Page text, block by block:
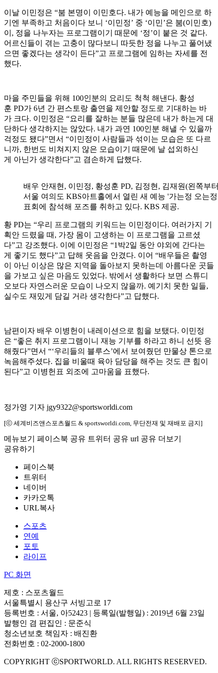
이날 이민정은 “붐 본명이 이민호다. 내가 예능을 메인으로 하
기엔 부족하고 처음이다 보니 ‘이민정’ 중 ‘이민’은 붐(이민호)
이, 정을 나누자는 프로그램이기 때문에 ‘정’이 붙은 것 같다.
어르신들이 겪는 고충이 많다보니 따듯한 정을 나누고 풀어냈
으면 좋겠다는 생각이 든다”고 프로그램에 임하는 자세를 전
했다.
마을 주민들을 위해 100인분의 요리도 척척 해낸다. 황성
훈 PD가 6년 간 편스토랑 출연을 제안할 정도로 기대하는 바
가 크다. 이민정은 “요리를 잘하는 분들 많은데 내가 하는게 대
단하다 생각하지는 않았다. 내가 과연 100인분 해낼 수 있을까
걱정도 됐다”면서 “이민정이 사람들과 섞이는 모습은 또 다르
니까, 한번도 비쳐지지 않은 모습이기 때문에 날 섭외하신
게 아닌가 생각한다”고 겸손하게 답했다.
배우 안재현, 이민정, 황성훈 PD, 김정현, 김재원(왼쪽부
서울 여의도 KBS아트홀에서 열린 새 예능 '가는정 오는
표회에 참석해 포즈를 취하고 있다. KBS 제공.
황 PD는 “우리 프로그램의 키워드는 이민정이다. 여러가지 기
획안 드렸을 때, 가장 몸이 고생하는 이 프로그램을 고르셨
다”고 강조했다. 이에 이민정은 “1박2일 동안 야외에 간다는
게 좋기도 했다”고 답해 웃음을 안겼다. 이어 “배우들은 촬영
이 아닌 이상은 많은 지역을 돌아보지 못하는데 아름다운 곳들
을 가보고 싶은 마음도 있었다. 밖에서 생활하다 보면 스튜디
오보다 자연스러운 모습이 나오지 않을까. 예기치 못한 일들,
실수도 재밌게 담길 거라 생각한다”고 답했다.
남편이자 배우 이병헌이 내레이션으로 힘을 보탰다. 이민정
은 “좋은 취지 프로그램이니 재능 기부를 하라고 하니 선뜻 응
해줬다”면서 “‘우리들의 블루스’에서 보여줬던 만물상 톤으로
녹음해주셨다. 집을 비울때 육아 담당을 해주는 것도 큰 힘이
된다”고 이병헌표 외조에 고마움을 표했다.
정가영 기자 jgy9322@sportsworldi.com
[ⓒ 세계비즈앤스포츠월드 & sportsworldi.com, 무단전재 및 재배포 금지]
메뉴보기 페이스북 공유 트위터 공유 url 공유 더보기
공유하기
페이스북
트위터
네이버
카카오톡
URL복사
스포츠
연예
포토
라이프
PC 화면
제호 : 스포츠월드
서울특별시 용산구 서빙고로 17
등록번호 : 서울, 아52423 | 등록일(발행일) : 2019년 6월 23일
발행인 겸 편집인 : 문준식
청소년보호 책임자 : 배진환
전화번호 : 02-2000-1800
COPYRIGHT ⓒSPORTWORLD. ALL RIGHTS RESERVED.